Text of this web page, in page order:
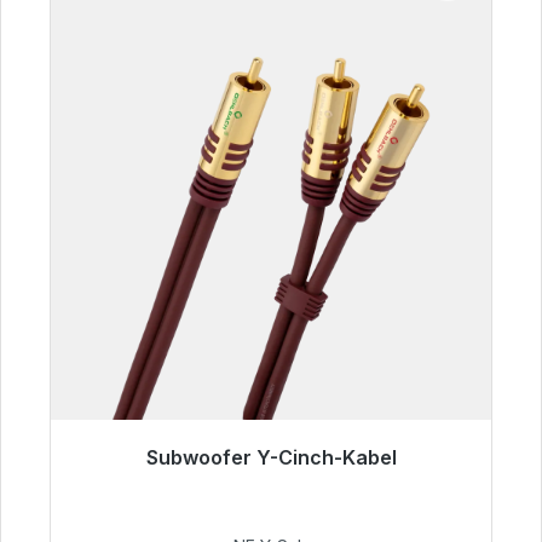
Subwoofer Y-Cinch-Kabel